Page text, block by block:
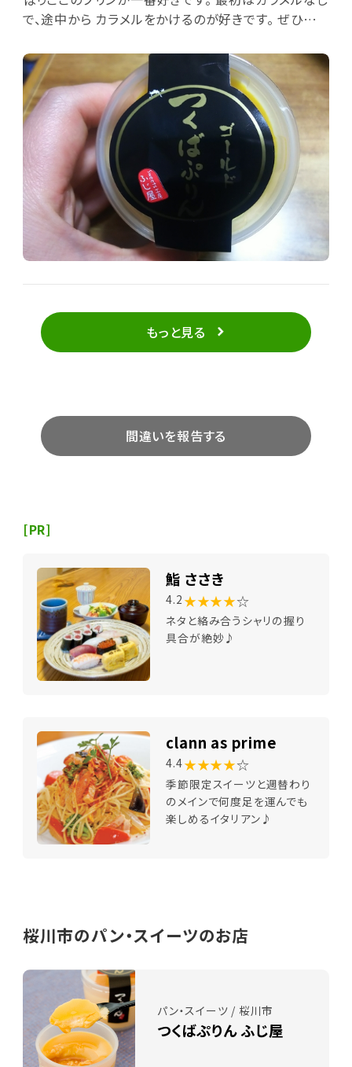
で、途中から カラメルをかけるのが好きです。 ぜひまた
もっと見る
間違いを報告する
[PR]
鮨 ささき
4.2 ★★★★☆
ネタと絡み合うシャリの握り
具合が絶妙♪
clann as prime
4.4★★★★☆
季節限定スイーツと週替わり
のメインで何度足を運んでも
楽しめるイタリアン♪
桜川市のパン・スイーツのお店
パン・スイーツ / 桜川市
つくばぷりん ふじ屋